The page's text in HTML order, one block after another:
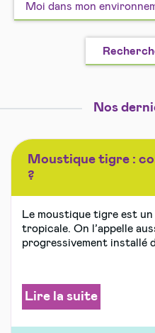
Nos
Moustique tigre :
?
Le moustique tigre est un
tropicale. On l’appelle
progressivement installé
Lire la suite